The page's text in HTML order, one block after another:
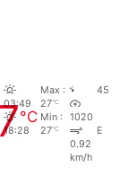
°C
03:49
18:28
Max :
27°C
Min :
27°C
45
1020
E
0.92
km/h